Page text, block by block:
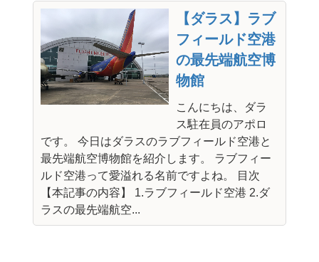
【ダラス】ラブ
フィールド空港
の最先端航空博
物館
こんにちは、ダラ
ス駐在員のアポロ
です。 今日はダラスのラブフィールド空港と
最先端航空博物館を紹介します。 ラブフィー
ルド空港って愛溢れる名前ですよね。 目次
【本記事の内容】 1.ラブフィールド空港 2.ダ
ラスの最先端航空...